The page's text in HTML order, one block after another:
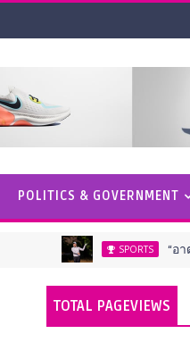
POLITICS & GOVERNMENT
SPORTS “อาฒยา” หล่นที่สาม
TOTAL PAGEVIEWS